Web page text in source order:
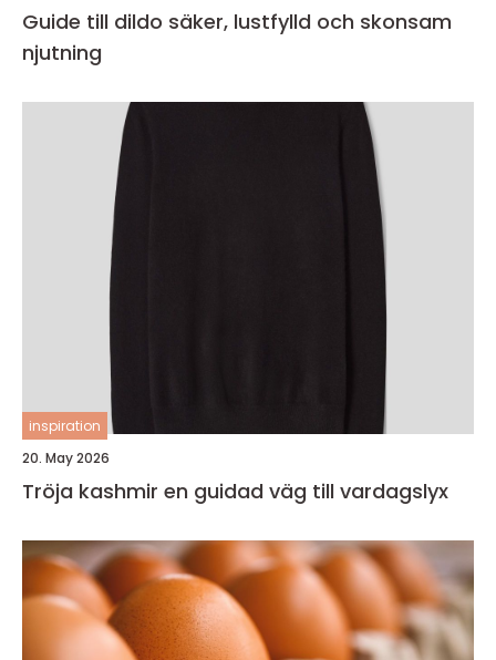
Guide till dildo säker, lustfylld och skonsam
njutning
inspiration
20. May 2026
Tröja kashmir en guidad väg till vardagslyx